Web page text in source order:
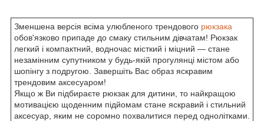
Зменшена версія всіма улюбленого трендового рюкзака
обов'язково припаде до смаку стильним дівчатам! Рюкзак
легкий і компактний, водночас місткий і міцний — стане
незамінним супутником у будь-якій прогулянці містом або
шопінгу з подругою. Завершіть Вас образ яскравим
трендовим аксесуаром!
Якщо ж Ви підбираєте рюкзак для дитини, то найкращою
мотивацією щоденним підйомам стане яскравий і стильний
аксесуар, яким не соромно похвалитися перед однолітками.